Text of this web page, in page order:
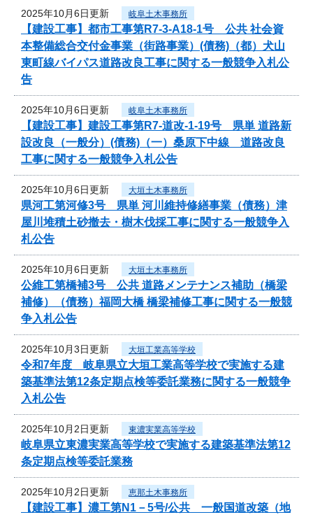
2025年10月6日更新 岐阜土木事務所
【建設工事】都市工事第R7-3-A18-1号 公共 社会資
本整備総合交付金事業（街路事業）(債務)（都）犬山
東町線バイパス道路改良工事に関する一般競争入札公
告
2025年10月6日更新 岐阜土木事務所
【建設工事】建設工事第R7-道改-1-19号 県単 道路新
設改良（一般分）(債務)（一）桑原下中線 道路改良
工事に関する一般競争入札公告
2025年10月6日更新 大垣土木事務所
県河工第河修3号 県単 河川維持修繕事業（債務）津
屋川堆積土砂撤去・樹木伐採工事に関する一般競争入
札公告
2025年10月6日更新 大垣土木事務所
公維工第橋補3号 公共 道路メンテナンス補助（橋梁
補修）（債務）福岡大橋 橋梁補修工事に関する一般競
争入札公告
2025年10月3日更新 大垣工業高等学校
令和7年度 岐阜県立大垣工業高等学校で実施する建
築基準法第12条定期点検等委託業務に関する一般競争
入札公告
2025年10月2日更新 東濃実業高等学校
岐阜県立東濃実業高等学校で実施する建築基準法第12
条定期点検等委託業務
2025年10月2日更新 恵那土木事務所
【建設工事】濃工第N1－5号/公共 一般国道改築（地